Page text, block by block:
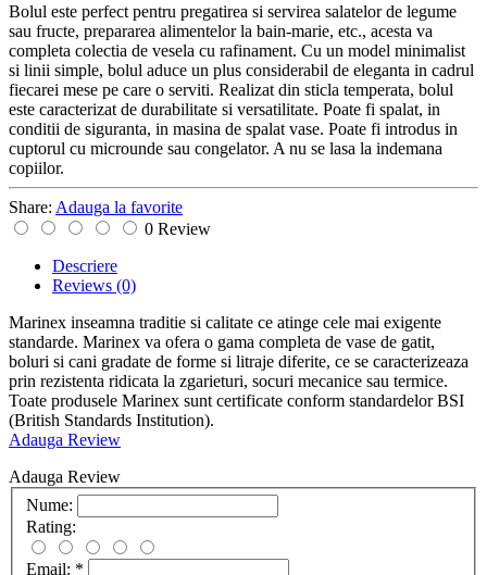
Bolul este perfect pentru pregatirea si servirea salatelor de legume
sau fructe, prepararea alimentelor la bain-marie, etc., acesta va
completa colectia de vesela cu rafinament. Cu un model minimalist
si linii simple, bolul aduce un plus considerabil de eleganta in cadrul
fiecarei mese pe care o serviti. Realizat din sticla temperata, bolul
este caracterizat de durabilitate si versatilitate. Poate fi spalat, in
conditii de siguranta, in masina de spalat vase. Poate fi introdus in
cuptorul cu microunde sau congelator. A nu se lasa la indemana
copiilor.
Share: Adauga la favorite
0 Review
Descriere
Reviews (0)
Marinex inseamna traditie si calitate ce atinge cele mai exigente
standarde. Marinex va ofera o gama completa de vase de gatit,
boluri si cani gradate de forme si litraje diferite, ce se caracterizeaza
prin rezistenta ridicata la zgarieturi, socuri mecanice sau termice.
Toate produsele Marinex sunt certificate conform standardelor BSI
(British Standards Institution).
Adauga Review
Adauga Review
Nume:
Rating:
Email: *